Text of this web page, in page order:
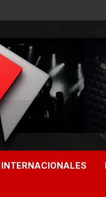
INTERNACIONALES